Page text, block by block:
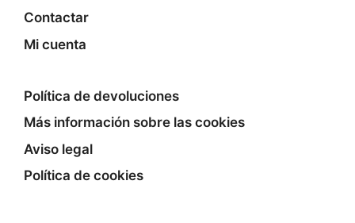
Contactar
Mi cuenta
Política de devoluciones
Más información sobre las cookies
Aviso legal
Política de cookies